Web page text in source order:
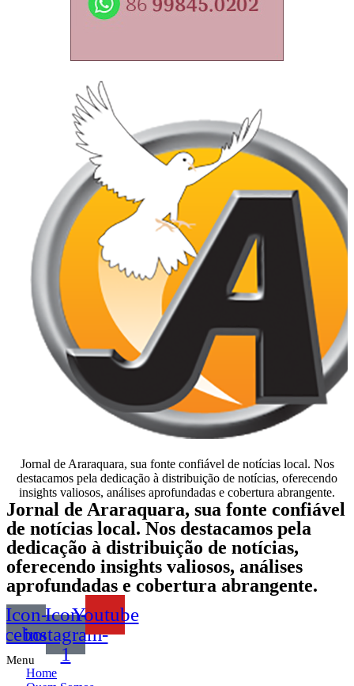
Jornal de Araraquara, sua fonte confiável de notícias local. Nos
destacamos pela dedicação à distribuição de notícias, oferecendo
insights valiosos, análises aprofundadas e cobertura abrangente.
Jornal de Araraquara, sua fonte confiável
de notícias local. Nos destacamos pela
dedicação à distribuição de notícias,
oferecendo insights valiosos, análises
aprofundadas e cobertura abrangente.
Icon-Icon-
instagram-
1
Youtube
Menu
Home